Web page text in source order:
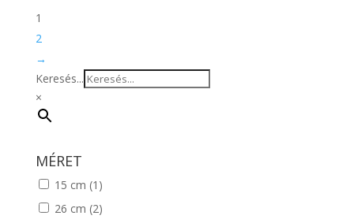
1
2
→
Keresés...
×
MÉRET
15 cm (1)
26 cm (2)